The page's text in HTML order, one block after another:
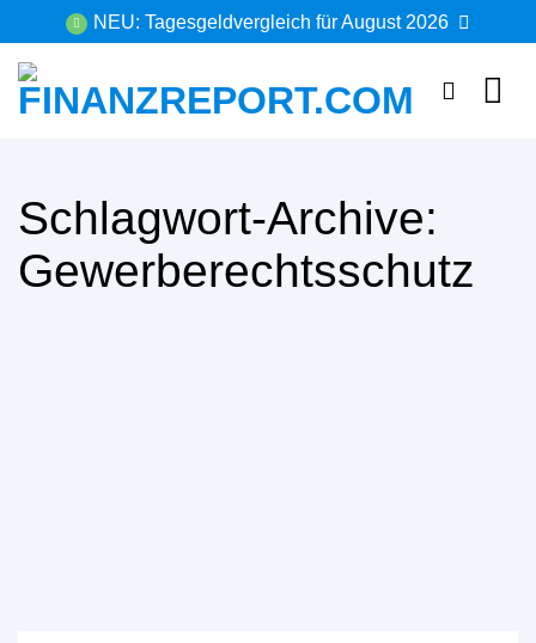
Inhalt
springen
NEU: Tagesgeldvergleich für August 2026
Schlagwort-Archive:
Gewerberechtsschutz